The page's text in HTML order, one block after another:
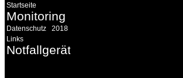
Startseite
Monitoring
Datenschutz
2018
Links
Notfallgeräte